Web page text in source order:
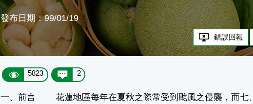
發布日期：99/01/19
錯誤回報
5823 2
一、前言 花蓮地區每年在夏秋之際常受到颱風之侵襲，而七